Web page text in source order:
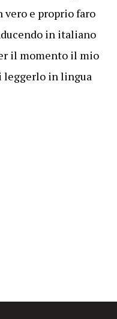
vero e proprio faro
in italiano
il momento il mio
leggerlo in lingua